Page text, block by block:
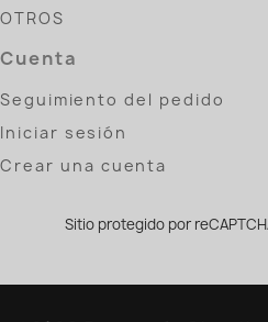
OTROS
Cuenta
Seguimiento del pedido
Iniciar sesión
Crear una cuenta
Sitio protegido por